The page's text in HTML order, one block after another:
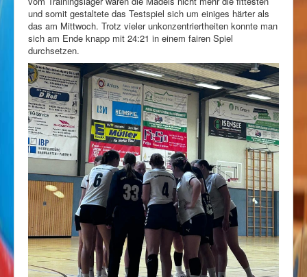
und somit gestaltete das Testspiel sich um einiges härter als
das am Mittwoch. Trotz vieler unkonzentriertheiten konnte man
sich am Ende knapp mit 24:21 in einem fairen Spiel
durchsetzen.